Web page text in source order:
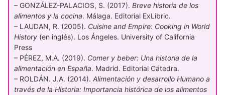
– GONZÁLEZ-PALACIOS, S. (2017). Breve historia de los
alimentos y la cocina. Málaga. Editorial ExLibric.
– LAUDAN, R. (2005). Cuisine and Empire: Cooking in World
History (en inglés). Los Ángeles. University of California
Press
– PÉREZ, M.A. (2019). Comer y beber: Una historia de la
alimentación en España. Madrid. Editorial Cátedra.
– ROLDÁN. J.A. (2014). Alimentación y desarrollo Humano a
través de la Historia: Importancia histórica de los alimentos